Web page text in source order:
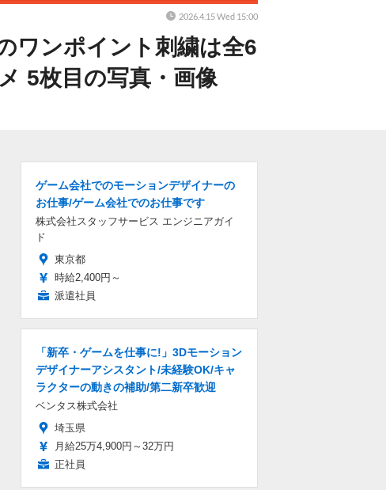
ワンポイント刺繍は全6
5枚目の写真・画像
2026.4.15 Wed 15:00
ゲーム会社でのモーションデザイナーの
お仕事/ゲーム会社でのお仕事です
株式会社スタッフサービス エンジニアガイ
ド
東京都
時給2,400円～
派遣社員
「新卒・ゲームを仕事に!」3Dモーション
デザイナーアシスタント/未経験OK/キャ
ラクターの動きの補助/第二新卒歓迎
ベンタス株式会社
埼玉県
月給25万4,900円～32万円
正社員